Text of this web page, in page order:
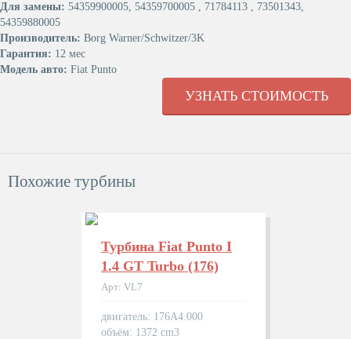
Для замены: 54359900005, 54359700005 , 71784113 , 73501343,
54359880005
Производитель: Borg Warner/Schwitzer/3K
Гарантия: 12 мес
Модель авто: Fiat Puntо
УЗНАТЬ СТОИМОСТЬ
Похожие турбины
Турбина Fiat Puntо I
1.4 GT Turbo (176)
Арт: VL7
двигатель: 176A4.000
объём: 1372 cm3